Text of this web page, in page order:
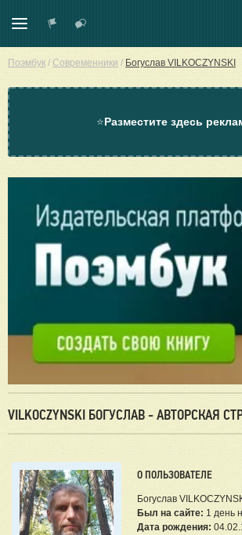
Поэмбук / Современники / Богуслав VILKOCZYNSKI
⭐Разместите здесь
VILKOCZYNSKI БОГУСЛАВ - АВТОРСКАЯ
О ПОЛЬЗОВАТЕЛЕ
Богуслав
Был на сайте: 1 день
Дата рождения: